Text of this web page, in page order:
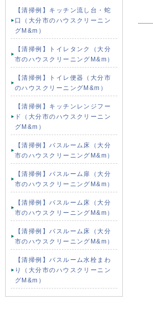
【清掃例】キッチン流し台・蛇
口（大分市のハウスクリーニン
グM&m）
【清掃例】トイレタンク（大分
市のハウスクリーニングM&m）
【清掃例】トイレ便器（大分市
のハウスクリーニングM&m）
【清掃例】キッチンレンジフー
ド（大分市のハウスクリーニン
グM&m）
【清掃例】バスルーム床（大分
市のハウスクリーニングM&m）
【清掃例】バスルーム扉（大分
市のハウスクリーニングM&m）
【清掃例】バスルーム床（大分
市のハウスクリーニングM&m）
【清掃例】バスルーム床（大分
市のハウスクリーニングM&m）
【清掃例】バスルーム水栓まわ
り（大分市のハウスクリーニン
グM&m）